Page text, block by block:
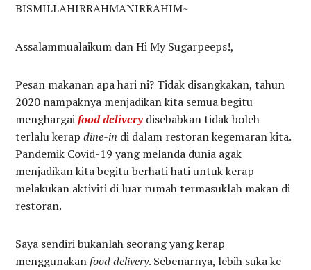
BISMILLAHIRRAHMANIRRAHIM~
Assalammualaikum dan Hi My Sugarpeeps!,
Pesan makanan apa hari ni? Tidak disangkakan, tahun
2020 nampaknya menjadikan kita semua begitu
menghargaifood delivery disebabkan tidak boleh
terlalu kerapdine-in di dalam restoran kegemaran kita.
Pandemik Covid-19 yang melanda dunia agak
menjadikan kita begitu berhati hati untuk kerap
melakukan aktiviti di luar rumah termasuklah makan di
restoran.
Saya sendiri bukanlah seorang yang kerap
menggunakan food delivery. Sebenarnya, lebih suka ke